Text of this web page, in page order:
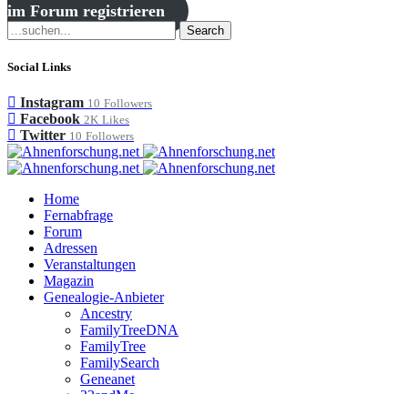
im Forum registrieren
Search
Social Links
Instagram 10 Followers
Facebook 2K Likes
Twitter 10 Followers
Home
Fernabfrage
Forum
Adressen
Veranstaltungen
Magazin
Genealogie-Anbieter
Ancestry
FamilyTreeDNA
FamilyTree
FamilySearch
Geneanet